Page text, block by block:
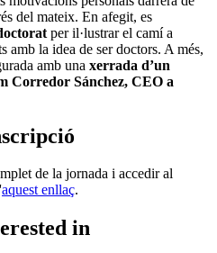
del mateix. En afegit, es
per il·lustrar el camí a
amb la idea de ser doctors. A més,
amb una xerrada d’un
Corredor Sánchez, CEO a
de la jornada i accedir al
aquest enllaç.
in